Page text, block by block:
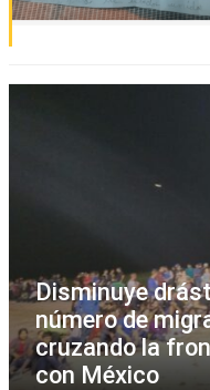
Disminuye
número de
cruzando la
con México